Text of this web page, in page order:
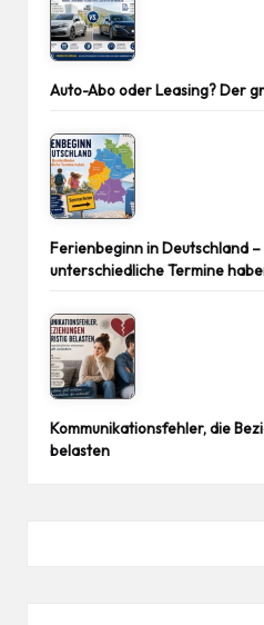
Auto-Abo oder Leasing? Der
Ferienbeginn in Deutschland
unterschiedliche Termine
Kommunikationsfehler, die
belasten